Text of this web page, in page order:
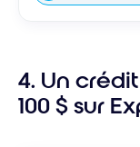
4. Un
100 $ sur